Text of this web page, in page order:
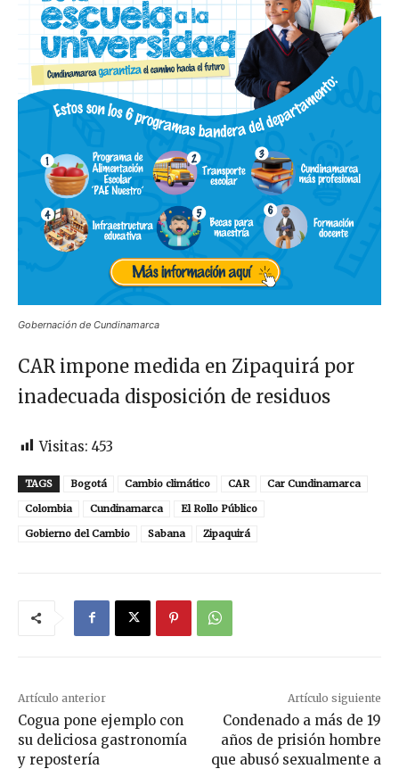
Gobernación de Cundinamarca
CAR impone medida en Zipaquirá por
inadecuada disposición de residuos
Visitas: 453
TAGS Bogotá Cambio climático CAR
Car Cundinamarca
Colombia
Cundinamarca
El Rollo Público
Gobierno del Cambio
Sabana Zipaquirá
Artículo anterior
Cogua pone ejemplo con
su deliciosa gastronomía
y repostería
Artículo siguiente
Condenado a más de 19
años de prisión hombre
que abusó sexualmente a